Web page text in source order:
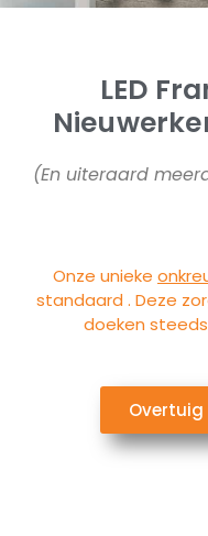
LED
(En uiteraard
Onze unieke
standaard . Deze
doeken
Overtuig